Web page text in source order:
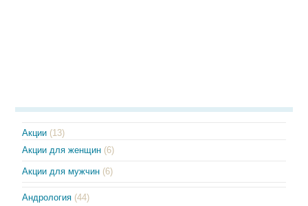
Акции (13)
Акции для женщин (6)
Акции для мужчин (6)
Андрология (44)